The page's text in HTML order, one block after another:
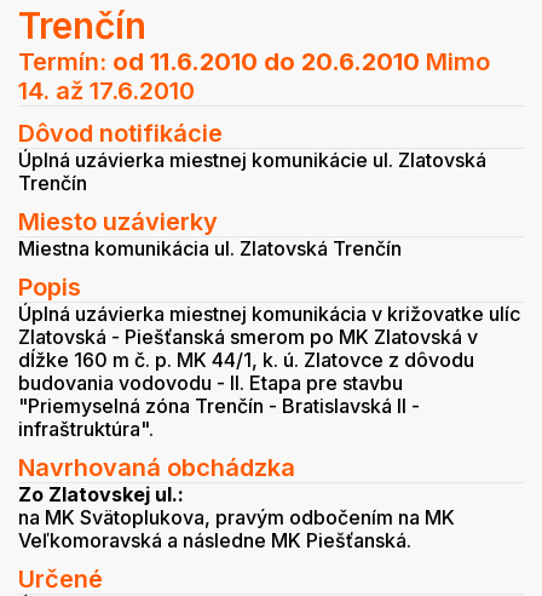
Trenčín
Termín: od 11.6.2010 do 20.6.2010 Mimo
14. až 17.6.2010
Dôvod notifikácie
Úplná uzávierka miestnej komunikácie ul. Zlatovská
Trenčín
Miesto uzávierky
Miestna komunikácia ul. Zlatovská Trenčín
Popis
Úplná uzávierka miestnej komunikácia v križovatke ulíc
Zlatovská - Piešťanská smerom po MK Zlatovská v
dĺžke 160 m č. p. MK 44/1, k. ú. Zlatovce z dôvodu
budovania vodovodu - II. Etapa pre stavbu
"Priemyselná zóna Trenčín - Bratislavská II -
infraštruktúra".
Navrhovaná obchádzka
Zo Zlatovskej ul.:
na MK Svätoplukova, pravým odbočením na MK
Veľkomoravská a následne MK Piešťanská.
Určené